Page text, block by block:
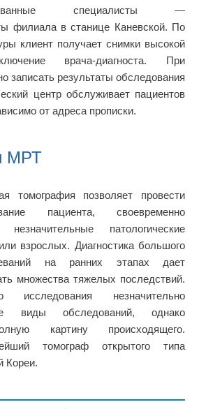
специалисты —
филиала в станице Каневской. По
клиент получает снимки высокой
врача-диагноста. При
записать результаты обследования
центр обслуживает пациентов
от адреса прописки.
МРТ
томография позволяет провести
пациента, своевременно
патологические
взрослых. Диагностика большого
на ранних этапах дает
множества тяжелых последствий.
исследования незначительно
виды обследований, однако
картину происходящего.
томограф открытого типа
Кореи.